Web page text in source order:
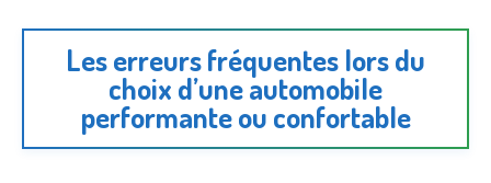
Les erreurs fréquentes lors du
choix d’une automobile
performante ou confortable